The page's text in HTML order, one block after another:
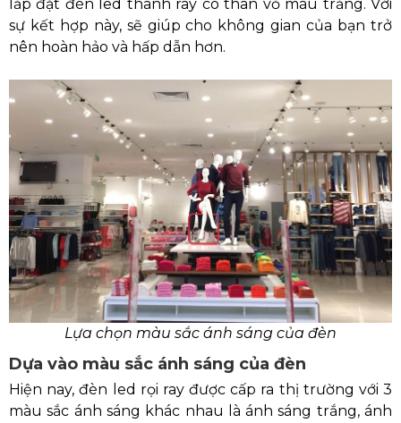
lắp đặt đèn led thanh ray có thân vỏ màu trắng. Với
sự kết hợp này, sẽ giúp cho không gian của bạn trở
nên hoàn hảo và hấp dẫn hơn.
Lựa chọn màu sắc ánh sáng của đèn
Dựa vào màu sắc ánh sáng của đèn
Hiện nay, đèn led rọi ray được cấp ra thị trường với 3
màu sắc ánh sáng khác nhau là ánh sáng trắng, ánh